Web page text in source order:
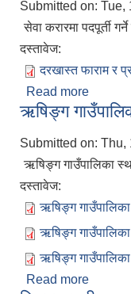
Submitted on: Tue,
सेवा करारमा पदपूर्ती
दस्तावेज:
दरखास्त फाराम र
Read more
ऋषिङ्ग
Submitted on: Thu,
ऋषिङ्ग गाउँपालिका
दस्तावेज:
ऋषिङ्ग
ऋषिङ्ग
ऋषिङ्ग
Read more